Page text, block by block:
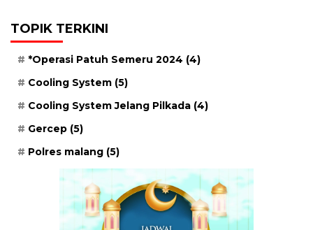
TOPIK TERKINI
*Operasi Patuh Semeru 2024 (4)
Cooling System (5)
Cooling System Jelang Pilkada (4)
Gercep (5)
Polres malang (5)